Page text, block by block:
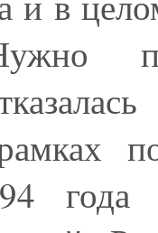
года